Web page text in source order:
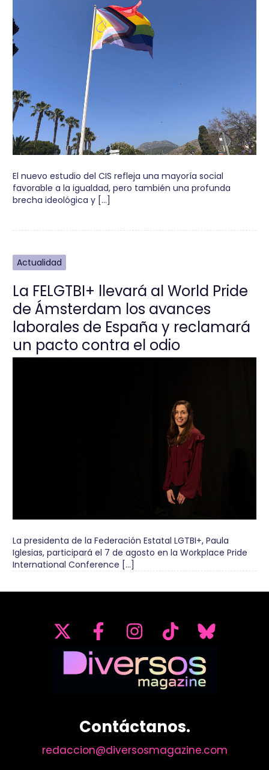
El nuevo estudio del CIS refleja una mayoría social
favorable a la igualdad, pero también una profunda
brecha ideológica y […]
Actualidad
La FELGTBI+ llevará al World Pride
de Ámsterdam los avances
laborales de España y reclamará
un pacto contra el odio
La presidenta de la Federación Estatal LGTBI+, Paula
Iglesias, participará el 7 de agosto en la Workplace Pride
International Conference […]
Contáctanos.
redaccion@diversosmagazine.com